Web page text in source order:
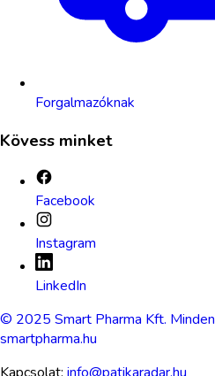
Forgalmazóknak
Kövess minket
Facebook
Instagram
LinkedIn
© 2025 Smart Pharma Kft.
smartpharma.hu